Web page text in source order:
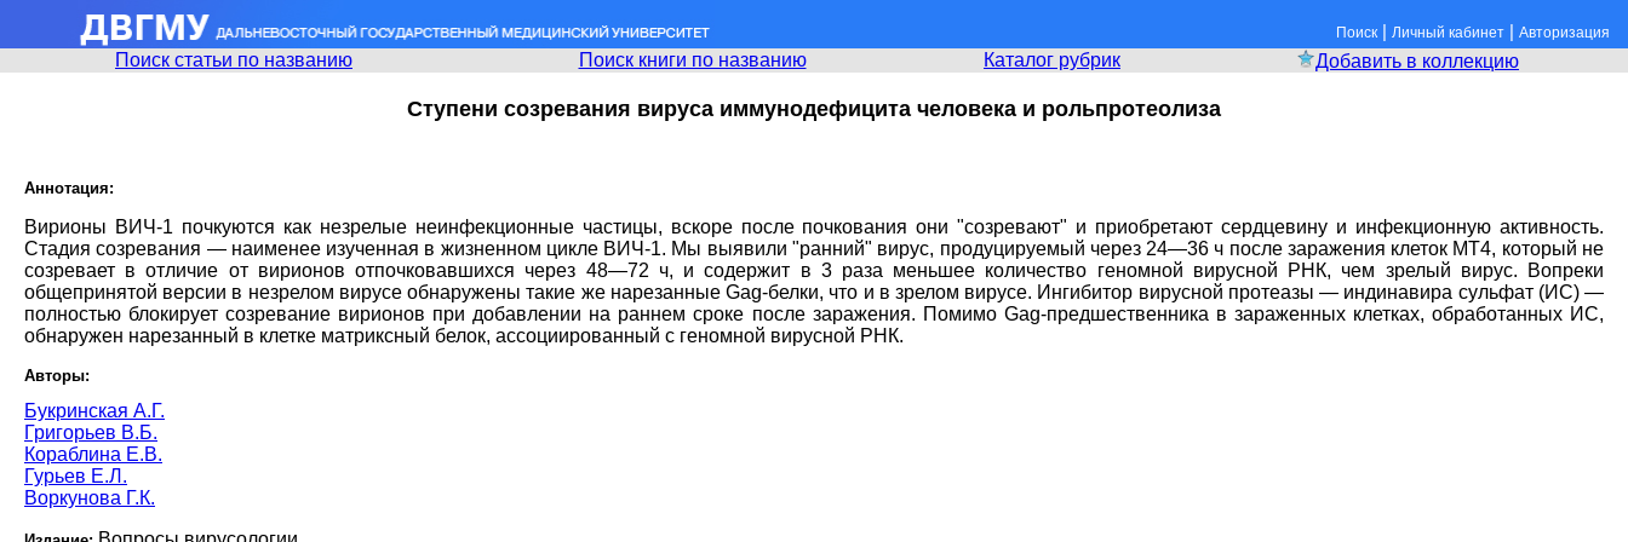
Поиск | Личный кабинет | Авторизация
Поиск статьи по названию Поиск книги по названию Каталог рубрик Добавить в коллекцию
Ступени созревания вируса иммунодефицита человека и рольпротеолиза
Аннотация:
Вирионы ВИЧ-1 почкуются как незрелые неинфекционные частицы, вскоре после почкования они "созревают" и приобретают сердцевину и инфекционную активность.
Стадия созревания — наименее изученная в жизненном цикле ВИЧ-1. Мы выявили "ранний" вирус, продуцируемый через 24—36 ч после заражения клеток МТ4, который не
созревает в отличие от вирионов отпочковавшихся через 48—72 ч, и содержит в 3 раза меньшее количество геномной вирусной РНК, чем зрелый вирус. Вопреки
общепринятой версии в незрелом вирусе обнаружены такие же нарезанные Gag-белки, что и в зрелом вирусе. Ингибитор вирусной протеазы — индинавира сульфат (ИС) —
полностью блокирует созревание вирионов при добавлении на раннем сроке после заражения. Помимо Gag-предшественника в зараженных клетках, обработанных ИС,
обнаружен нарезанный в клетке матриксный белок, ассоциированный с геномной вирусной РНК.
Авторы:
Букринская А.Г.
Григорьев В.Б.
Кораблина Е.В.
Гурьев Е.Л.
Воркунова Г.К.